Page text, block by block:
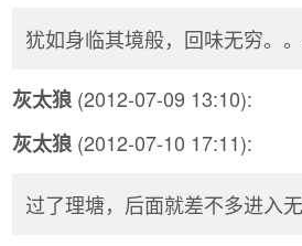
犹如身临其境般，回味无穷。。
灰太狼 (2012-07-09 13:10):
灰太狼 (2012-07-10 17:11):
过了理塘，后面就差不多进入无